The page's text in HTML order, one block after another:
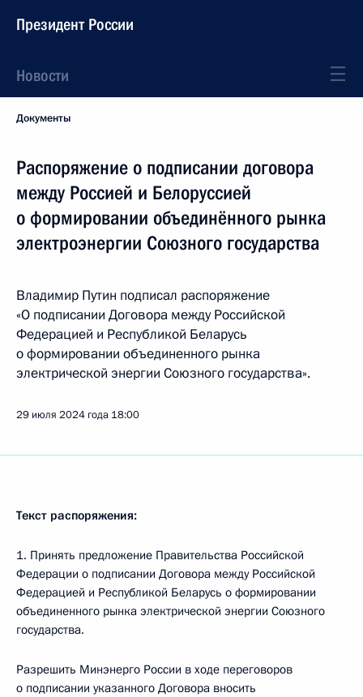
Президент России
Новости
Документы
Распоряжение о подписании договора
между Россией и Белоруссией
о формировании объединённого рынка
электроэнергии Союзного государства
Владимир Путин подписал распоряжение
«О подписании Договора между Российской
Федерацией и Республикой Беларусь
о формировании объединенного рынка
электрической энергии Союзного государства».
29 июля 2024 года 18:00
Текст распоряжения:
1. Принять предложение Правительства Российской
Федерации о подписании Договора между Российской
Федерацией и Республикой Беларусь о формировании
объединенного рынка электрической энергии Союзного
государства.
Разрешить Минэнерго России в ходе переговоров
о подписании указанного Договора вносить